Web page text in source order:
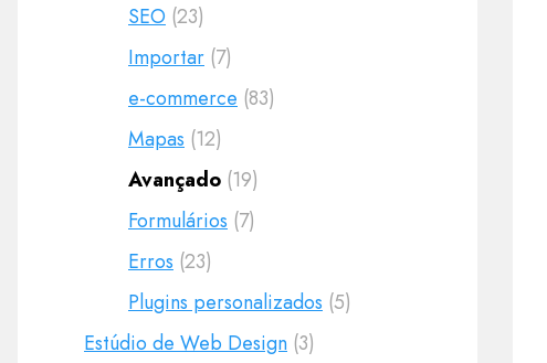
SEO (23)
Importar (7)
e-commerce (83)
Mapas (12)
Avançado (19)
Formulários (7)
Erros (23)
Plugins personalizados (5)
Estúdio de Web Design (3)